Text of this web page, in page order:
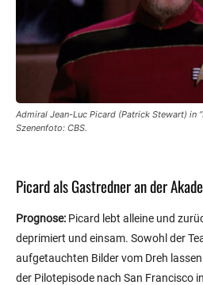
Admiral Jean-Luc Picard (Patrick Stewart) in
Szenenfoto: CBS.
Picard als Gastredner an der
Prognose: Picard lebt alleine und
deprimiert und einsam. Sowohl der
aufgetauchten Bilder vom Dreh
der Pilotepisode nach San Francisco